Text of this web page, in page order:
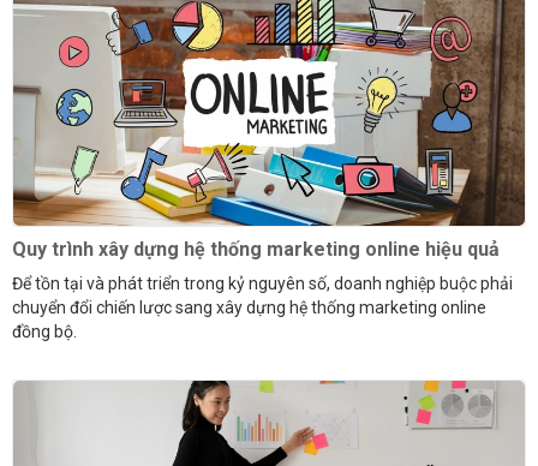
Quy trình xây dựng hệ thống marketing online hiệu quả
Để tồn tại và phát triển trong kỷ nguyên số, doanh nghiệp buộc phải
chuyển đổi chiến lược sang xây dựng hệ thống marketing online
đồng bộ.